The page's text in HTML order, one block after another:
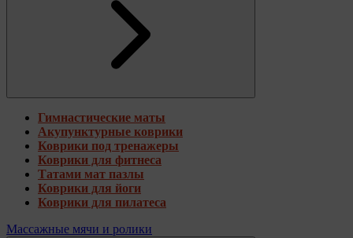
Гимнастические маты
Акупунктурные коврики
Коврики под тренажеры
Коврики для фитнеса
Татами мат пазлы
Коврики для йоги
Коврики для пилатеса
Массажные мячи и ролики